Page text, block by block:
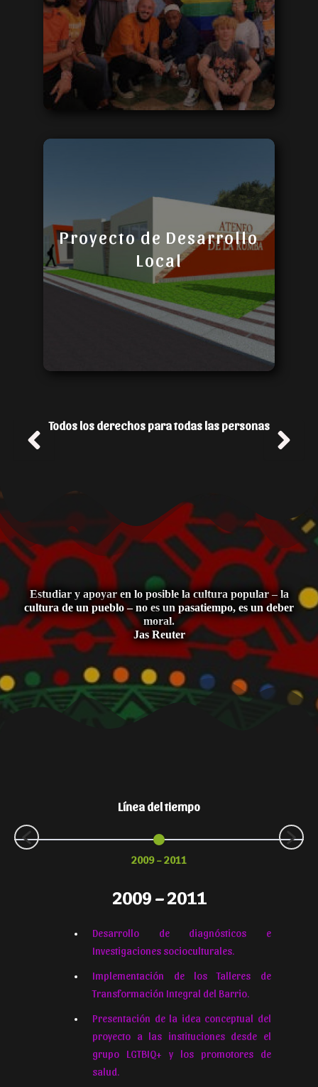
Proyecto de Desarrollo
Local
Todos los derechos para todas las personas
Estudiar y apoyar en lo posible la cultura popular – la
cultura de un pueblo – no es un pasatiempo, es un deber
moral.
Jas Reuter
Línea del tiempo
2009 – 2011
2009 – 2011
Desarrollo de diagnósticos e
Investigaciones socioculturales.
Implementación de los Talleres de
Transformación Integral del Barrio.
Presentación de la idea conceptual del
proyecto a las instituciones desde el
grupo LGTBIQ+ y los promotores de
salud.